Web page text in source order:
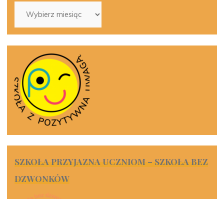
SZKOŁA PRZYJAZNA UCZNIOM – SZKOŁA BEZ
DZWONKÓW